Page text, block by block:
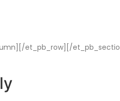
et_pb_row][/